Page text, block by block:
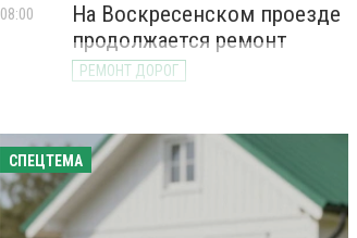
На Воскресенском проезде
продолжается ремонт
РЕМОНТ ДОРОГ
08:00
СПЕЦТЕМА